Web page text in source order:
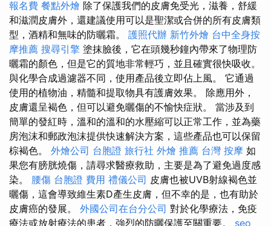
報名費 餐點外燴 除了保護我們的皮膚免受光，滋養，舒緩
和滋潤皮膚外，還建議使用可以是聖潔或合併的所有皮膚類
型，酒精和無味的防曬霜。 護照代辦 新竹外燴 台中全身按
摩推薦 搜尋引擎 塗抹臉後，它在頭幾秒鐘內帶來了物理防
曬霜的顏色，但是它的質地非常輕巧，並且確實很快吸收。
與化學合成過濾器不同，使用產品後立即佔上風。 它通過
使用的植物油，精髓和提取物具有護膚效果。 除應用外，
皮膚還呈褐色，但可以避免曬傷的不愉快症狀。 當涉及到
簡單的發紅時，溫和的溫和的水壓縮可以正常工作，並為藥
房泡沫和郵政泡沫提供快速解決方案，這些產品也可以保留
棕褐色。 外燴公司 台胞證 旅行社 外燴 推薦 台灣 按摩 如
果您有膀胱燒傷，請尋求醫療救助，主要是為了避免過度感
染。 腰傷 台胞證 費用 禮儀公司 皮膚也被UVB射線褐色並
曬傷，這會導致維生素D產生皮膚，但不幸的是，也有助於
皮膚癌的發展。 外國公司在台分公司 對於化學療法，免疫
療法或放射療法的患者，強烈的防曬保護至關重要。 seo